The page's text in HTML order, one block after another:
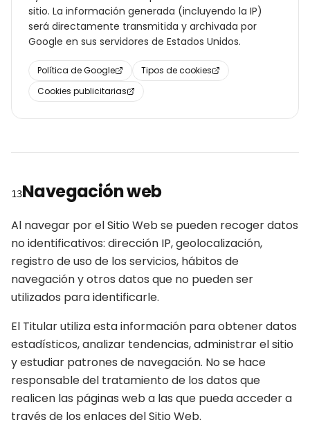
sitio. La información generada (incluyendo la IP)
será directamente transmitida y archivada por
Google en sus servidores de Estados Unidos.
Política de Google
Tipos de cookies
Cookies publicitarias
13Navegación web
Al navegar por el Sitio Web se pueden recoger datos
no identificativos: dirección IP, geolocalización,
registro de uso de los servicios, hábitos de
navegación y otros datos que no pueden ser
utilizados para identificarle.
El Titular utiliza esta información para obtener datos
estadísticos, analizar tendencias, administrar el sitio
y estudiar patrones de navegación. No se hace
responsable del tratamiento de los datos que
realicen las páginas web a las que pueda acceder a
través de los enlaces del Sitio Web.